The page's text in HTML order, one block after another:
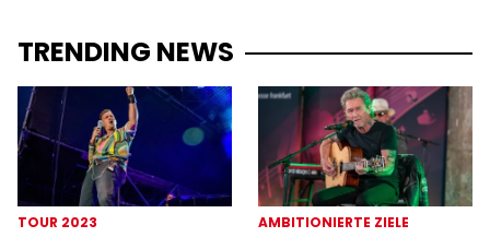
TRENDING NEWS
TOUR 2023 AMBITIONIERTE ZIELE